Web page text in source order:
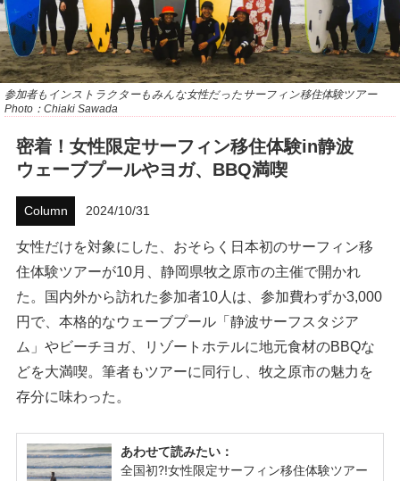
参加者もインストラクターもみんな女性だったサーフィン移住体験ツアー
Photo：Chiaki Sawada
密着！女性限定サーフィン移住体験in静波
ウェーブプールやヨガ、BBQ満喫
Column 2024/10/31
女性だけを対象にした、おそらく日本初のサーフィン移
住体験ツアーが10月、静岡県牧之原市の主催で開かれ
た。国内外から訪れた参加者10人は、参加費わずか3,000
円で、本格的なウェーブプール「静波サーフスタジア
ム」やビーチヨガ、リゾートホテルに地元食材のBBQな
どを大満喫。筆者もツアーに同行し、牧之原市の魅力を
存分に味わった。
ニュース
製品情報
試合
ハウツー
ホリデースタイル
ウェストジャパン